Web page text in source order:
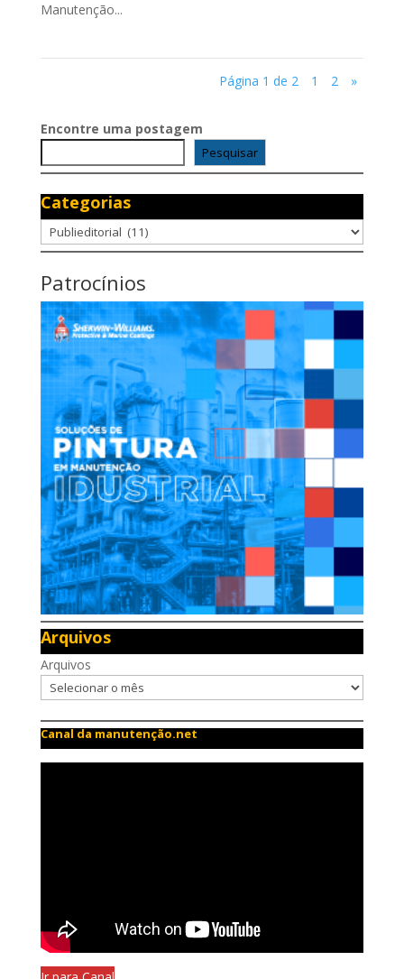
Manutenção...
Página 1 de 2 1 2 »
Encontre uma postagem
Pesquisar
Categorias
Categorias
Patrocínios
Arquivos
Arquivos
Canal da manutenção.net